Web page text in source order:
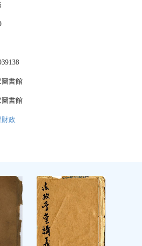
圖書館
圖書館
政